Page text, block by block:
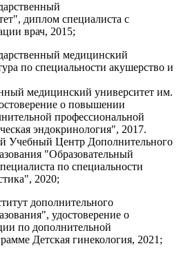
диплом специалиста с
врач, 2015;
медицинский
по специальности акушерство и
медицинский университет им.
о повышении
профессиональной
эндокринология", 2017.
Центр Дополнительного
"Образовательный
по специальности
2020;
дополнительного
удостоверение о
по дополнительной
Детская гинекология, 2021;